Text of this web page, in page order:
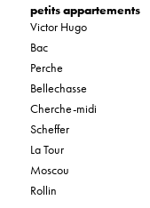
petits appartements
Victor Hugo
Bac
Perche
Bellechasse
Cherche-midi
Scheffer
La Tour
Moscou
Rollin